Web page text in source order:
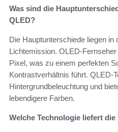
Was sind die
QLED?
Die Hauptunterschiede liegen in
Lichtemission. OLED-
Pixel, was zu einem perfekten
Kontrastverhältnis führt. QLED-
Hintergrundbeleuchtung und
lebendigere Farben.
Welche Technologie liefert